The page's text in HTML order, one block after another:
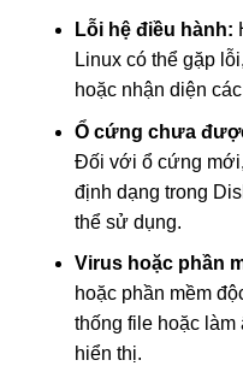
Lỗi hệ điều hành:
Linux có thể gặp
hoặc nhận diện
Ổ cứng chưa
Đối với ổ cứng
định dạng trong
thể sử dụng.
Virus hoặc phần
hoặc phần mềm
thống file hoặc làm
hiển thị.